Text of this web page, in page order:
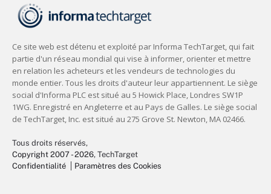
Tous droits réservés,
Copyright 2007 - 2026, TechTarget
Confidentialité
Paramètres des Cookies